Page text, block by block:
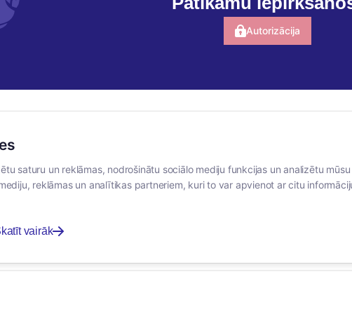
Autorizācija
Par mums
Vakances
saturu un reklāmas, nodrošinātu sociālo mediju funkcijas un analizētu
reklāmas un analītikas partneriem, kuri to var apvienot ar citu
vairāk